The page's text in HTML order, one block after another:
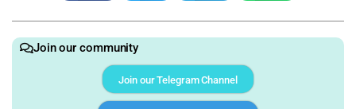
Join our community
Join our Telegram Channel